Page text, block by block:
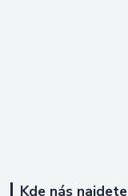
Kde nás najdete